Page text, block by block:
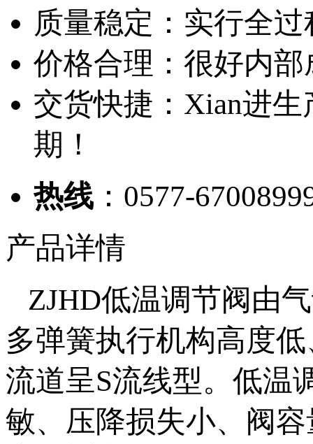
质量稳定：实行全
价格合理：很好内
交货快捷：Xian进
期！
热线 ：0577-
产品详情
ZJHD低温调节阀由
多弹簧执行机构高度
流道呈S流线型。低温
敏、压降损失小、阀